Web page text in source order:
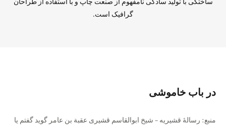
گرافیک است.
در باب خاموشی
منبع: رسالهٔ قشیریه – شیخ ابوالقاسم قشیری عقبة بن عامر گوید گفتم یا